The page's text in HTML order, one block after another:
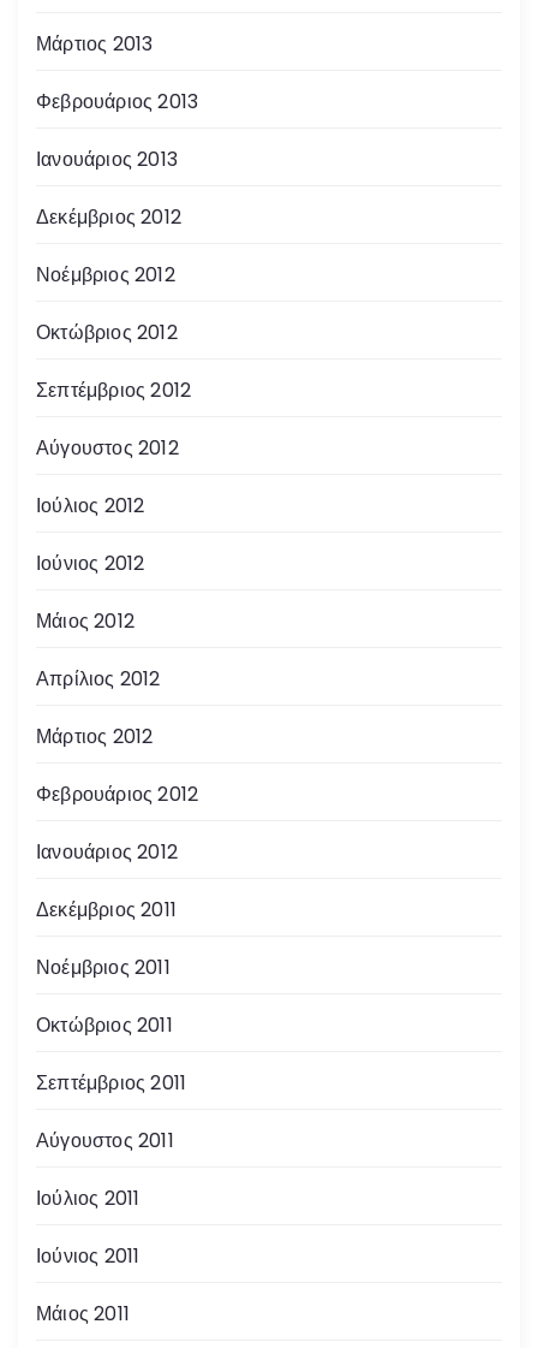
Μάρτιος 2013
Φεβρουάριος 2013
Ιανουάριος 2013
Δεκέμβριος 2012
Νοέμβριος 2012
Οκτώβριος 2012
Σεπτέμβριος 2012
Αύγουστος 2012
Ιούλιος 2012
Ιούνιος 2012
Μάιος 2012
Απρίλιος 2012
Μάρτιος 2012
Φεβρουάριος 2012
Ιανουάριος 2012
Δεκέμβριος 2011
Νοέμβριος 2011
Οκτώβριος 2011
Σεπτέμβριος 2011
Αύγουστος 2011
Ιούλιος 2011
Ιούνιος 2011
Μάιος 2011